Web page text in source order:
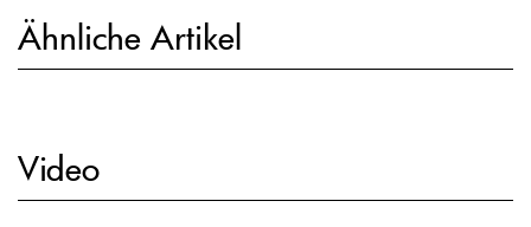
Ähnliche Artikel
Video